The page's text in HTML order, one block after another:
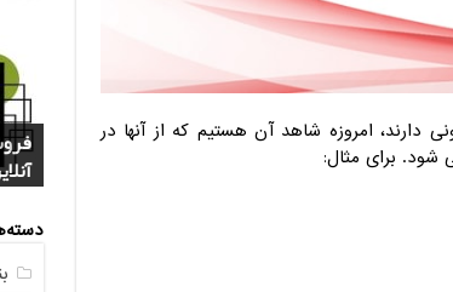
امروزه شاهد آن هستیم که از آنها در
شود. برای مثال:
+